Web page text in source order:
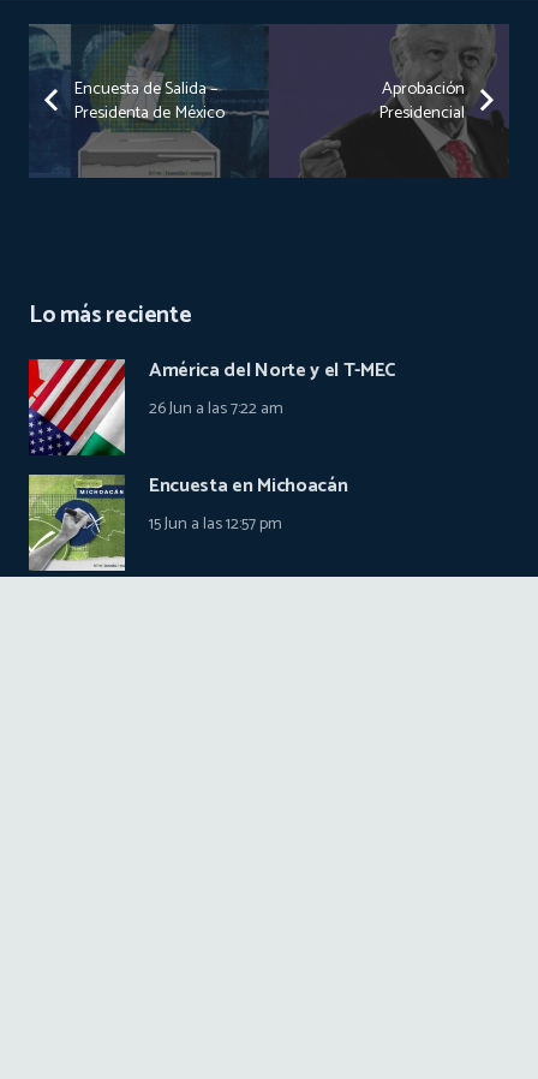
Encuesta de Salida –
Presidenta de México
Aprobación
Presidencial
Lo más reciente
América del Norte y el T-MEC
26 Jun a las 7:22 am
Encuesta en Michoacán
15 Jun a las 12:57 pm